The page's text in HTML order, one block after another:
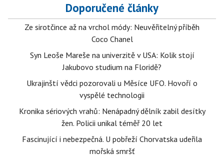
Doporučené články
Ze sirotčince až na vrchol módy: Neuvěřitelný příběh
Coco Chanel
Syn Leoše Mareše na univerzitě v USA: Kolik stojí
Jakubovo studium na Floridě?
Ukrajinští vědci pozorovali u Měsíce UFO. Hovoří o
vyspělé technologii
Kronika sériových vrahů: Nenápadný dělník zabil desítky
žen. Policii unikal téměř 20 let
Fascinující i nebezpečná. U pobřeží Chorvatska udeřila
mořská smršť